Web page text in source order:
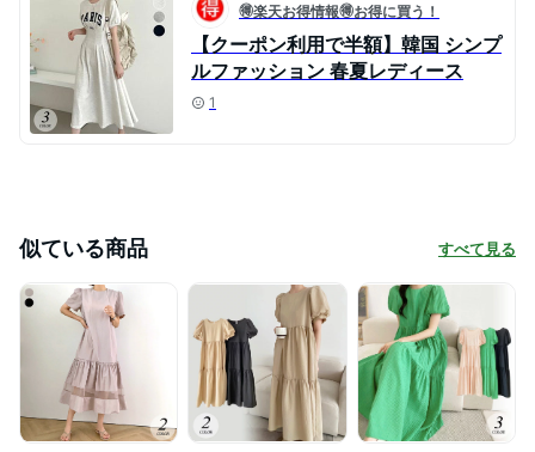
🉐楽天お得情報🉐お得に買う！
【クーポン利用で半額】韓国 シンプ
ルファッション 春夏レディース
1
似ている商品 すべて見る